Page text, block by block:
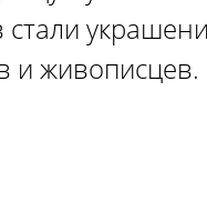
стали
и живописцев.